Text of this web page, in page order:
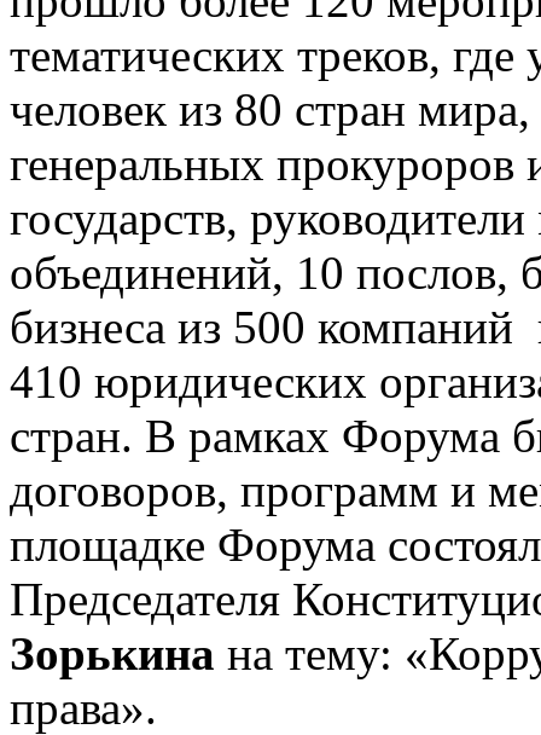
тематических треков,
человек из 80 стран
генеральных
государств,
объединений, 10 послов,
бизнеса из 500 компаний
410 юридических
стран. В рамках Форума
договоров, программ и
площадке Форума
Председателя
Зорькина на тему:
права».